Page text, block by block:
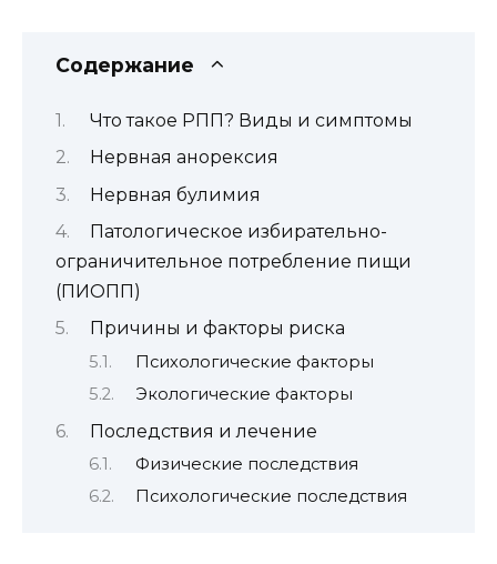
Содержание
Что такое РПП? Виды и симптомы
Нервная анорексия
Нервная булимия
Патологическое избирательно-
ограничительное потребление пищи
(ПИОПП)
Причины и факторы риска
Психологические факторы
Экологические факторы
Последствия и лечение
Физические последствия
Психологические последствия